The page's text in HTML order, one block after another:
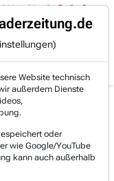
Trading-Room
16:44 Trade des Tages
lesen.
anmelden!
Notizen
Website technisch
außerdem Dienste
oder
wie Google/YouTube
kann auch außerhalb